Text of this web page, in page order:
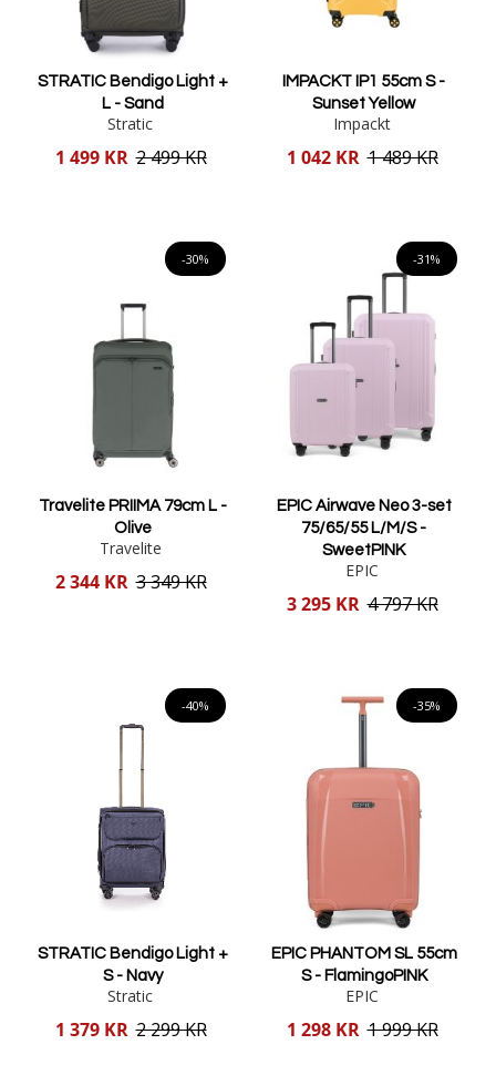
STRATIC Bendigo Light +
L - Sand
Stratic
Reducerat
1 499 KR 2 499 KR
IMPACKT IP1 55cm S -
Sunset Yellow
Impackt
Reducerat
1 042 KR 1 489 KR
-30%
Travelite PRIIMA 79cm L -
Olive
Travelite
Reducerat
2 344 KR 3 349 KR
-31%
EPIC Airwave Neo 3-set
75/65/55 L/M/S -
SweetPINK
EPIC
Reducerat
3 295 KR 4 797 KR
-40%
STRATIC Bendigo Light +
S - Navy
Stratic
Reducerat
1 379 KR 2 299 KR
-35%
EPIC PHANTOM SL 55cm
S - FlamingoPINK
EPIC
Reducerat
1 298 KR 1 999 KR